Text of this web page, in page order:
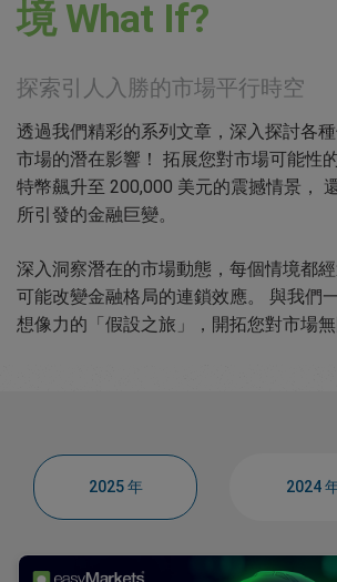
境 What If?
探索引人入勝的市場平行時空
透過我們精彩的系列文章，深入探討各
市場的潛在影響！ 拓展您對市場可能性
特幣飆升至 200,000 美元的震撼情景，
所引發的金融巨變。
深入洞察潛在的市場動態，每個情境都
可能改變金融格局的連鎖效應。 與我們
想像力的「假設之旅」，開拓您對市場無
2025 年 2024